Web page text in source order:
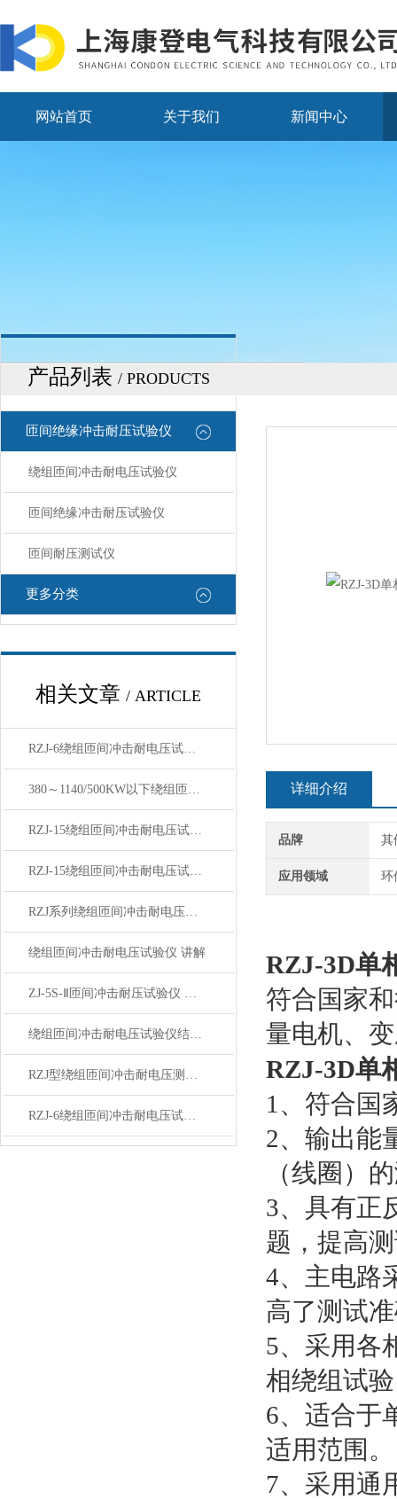
网站首页 关于我们 新闻中心
产品列表 / PRODUCTS
匝间绝缘冲击耐压试验仪
绕组匝间冲击耐电压试验仪
匝间绝缘冲击耐压试验仪
匝间耐压测试仪
更多分类
相关文章 / ARTICLE
RZJ-6绕组匝间冲击耐电压试验仪 技术分享
380～1140/500KW以下绕组匝间冲击耐电压试验仪
RZJ-15绕组匝间冲击耐电压试验仪 性能 技术参数
RZJ-15绕组匝间冲击耐电压试验仪工作系统简解
RZJ系列绕组匝间冲击耐电压测试仪主要特点
绕组匝间冲击耐电压试验仪 讲解
ZJ-5S-Ⅱ匝间冲击耐压试验仪 技术参数
绕组匝间冲击耐电压试验仪结构原理
RZJ型绕组匝间冲击耐电压测试仪主要特点
RZJ-6绕组匝间冲击耐电压试验优点
详细介绍
品牌 其
应用领域 环
RZJ-3D单
符合国家
量电机、
RZJ-3D单
1、符合国
2、输出能
（线圈）
3、具有正
题，提高
4、主电路
高了测试
5、采用各
相绕组试
6、适合于
适用范围。
7、采用通